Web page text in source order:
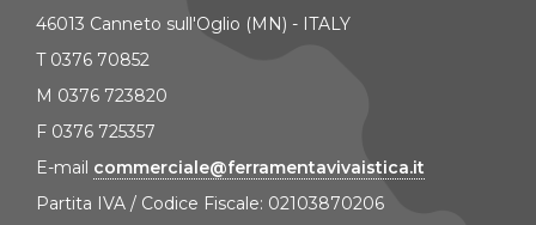
46013 Canneto sull'Oglio (MN) - ITALY
T 0376 70852
M 0376 723820
F 0376 725357
E-mail commerciale@ferramentavivaistica.it
Partita IVA / Codice Fiscale: 02103870206